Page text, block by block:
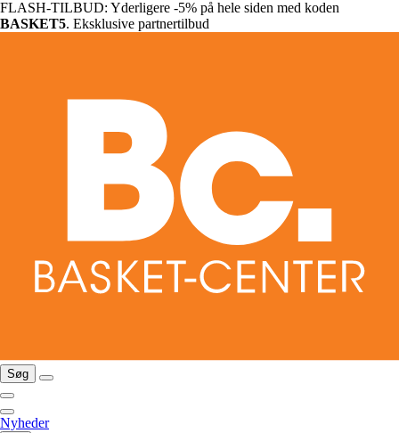
FLASH-TILBUD: Yderligere -5% på hele siden med koden
BASKET5. Eksklusive partnertilbud
Søg
Nyheder